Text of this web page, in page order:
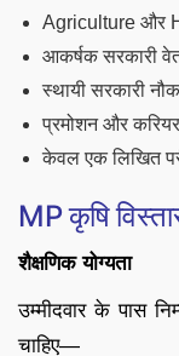
Agriculture और
आकर्षक सरकारी
स्थायी सरकारी
प्रमोशन और
केवल एक लिखित
MP कृषि
शैक्षणिक योग्यता
उम्मीदवार के पास
चाहिए—